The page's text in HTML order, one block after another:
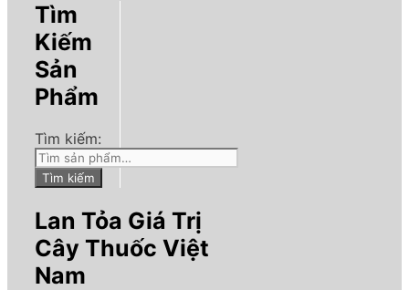
Tìm
Kiếm
Sản
Phẩm
Tìm kiếm:
Tìm kiếm
Lan Tỏa Giá Trị
Cây Thuốc Việt
Nam